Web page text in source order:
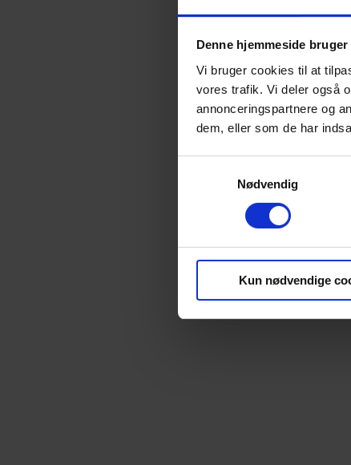
Denne hjemmeside
Vi bruger cookies til at
vores trafik. Vi deler også
annonceringspartnere og
dem, eller som de har
Nødvendig
Kun nødvendige